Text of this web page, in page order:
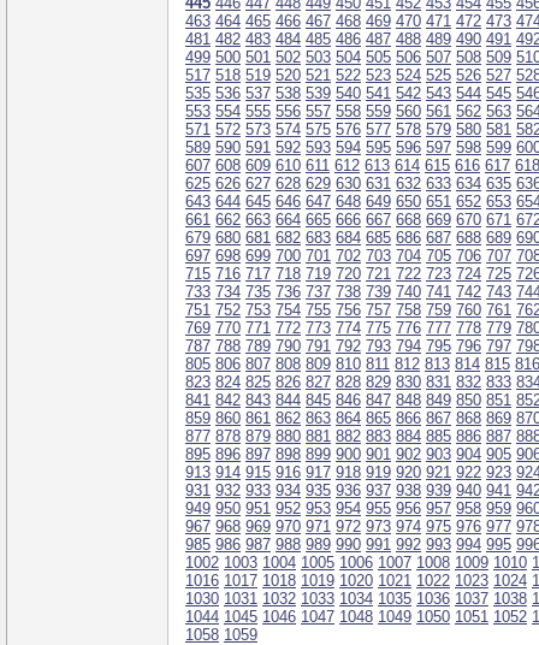
463 464 465 466 467 468 469 470 471 472 473
481 482 483 484 485 486 487 488 489 490 491
499 500 501 502 503 504 505 506 507 508 509
517 518 519 520 521 522 523 524 525 526 527
535 536 537 538 539 540 541 542 543 544 545
553 554 555 556 557 558 559 560 561 562 563
571 572 573 574 575 576 577 578 579 580 581
589 590 591 592 593 594 595 596 597 598 599
607 608 609 610 611 612 613 614 615 616 617 618
625 626 627 628 629 630 631 632 633 634 635
643 644 645 646 647 648 649 650 651 652 653
661 662 663 664 665 666 667 668 669 670 671
679 680 681 682 683 684 685 686 687 688 689
697 698 699 700 701 702 703 704 705 706 707
715 716 717 718 719 720 721 722 723 724 725
733 734 735 736 737 738 739 740 741 742 743
751 752 753 754 755 756 757 758 759 760 761
769 770 771 772 773 774 775 776 777 778 779
787 788 789 790 791 792 793 794 795 796 797
805 806 807 808 809 810 811 812 813 814 815 816
823 824 825 826 827 828 829 830 831 832 833
841 842 843 844 845 846 847 848 849 850 851
859 860 861 862 863 864 865 866 867 868 869
877 878 879 880 881 882 883 884 885 886 887
895 896 897 898 899 900 901 902 903 904 905
913 914 915 916 917 918 919 920 921 922 923
931 932 933 934 935 936 937 938 939 940 941
949 950 951 952 953 954 955 956 957 958 959
967 968 969 970 971 972 973 974 975 976 977
985 986 987 988 989 990 991 992 993 994 995
1002 1003 1004 1005 1006 1007 1008 1009 1010
1016 1017 1018 1019 1020 1021 1022 1023 1024
1030 1031 1032 1033 1034 1035 1036 1037 1038
1044 1045 1046 1047 1048 1049 1050 1051 1052
1058 1059